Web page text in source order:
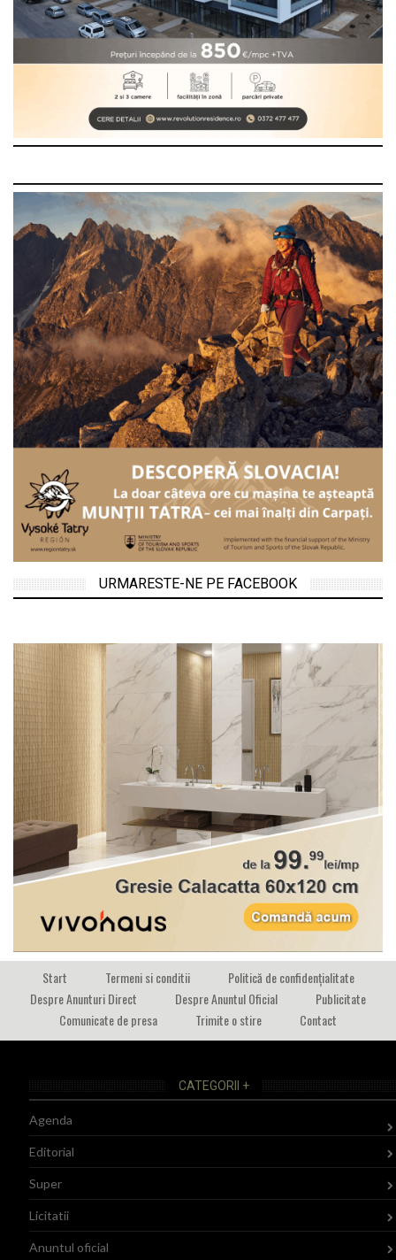
URMARESTE-NE PE FACEBOOK
Start Termeni si conditii
Politică de confidențialitate
Despre Anunturi Direct
Despre Anuntul Oficial
Publicitate
Comunicate de presa
Trimite o stire Contact
CATEGORII +
Agenda
Editorial
Super
Licitatii
Anuntul oficial